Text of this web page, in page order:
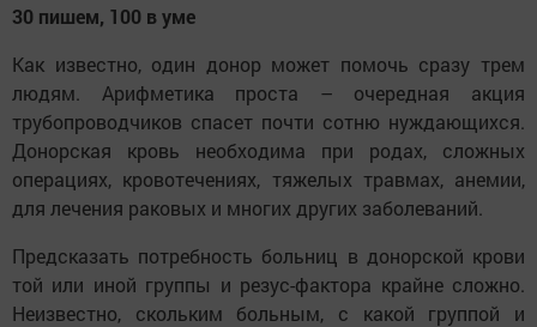
30 пишем, 100 в уме
Как известно, один донор может помочь сразу трем
людям. Арифметика проста – очередная акция
трубопроводчиков спасет почти сотню нуждающихся.
Донорская кровь необходима при родах, сложных
операциях, кровотечениях, тяжелых травмах, анемии,
для лечения раковых и многих других заболеваний.
Предсказать потребность больниц в донорской крови
той или иной группы и резус-фактора крайне сложно.
Неизвестно, скольким больным, с какой группой и